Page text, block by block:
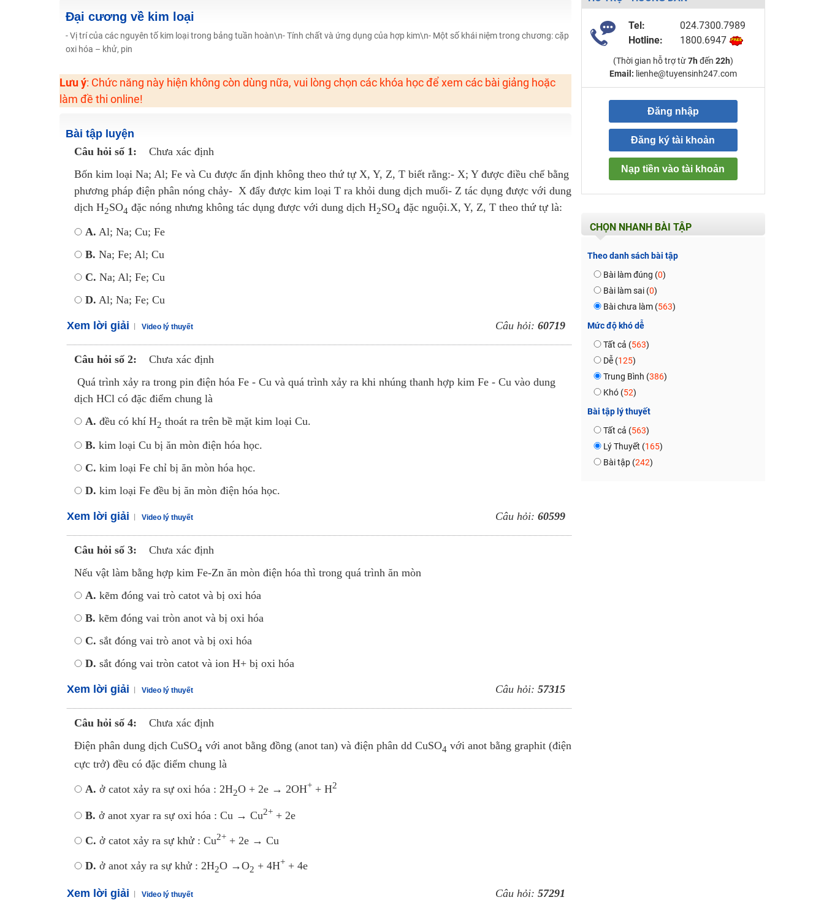
2K6! Lộ Trình Sun 2024 - Ba bước luyện thi TN THPT - ĐH ít nhất 25 điểm
Hot! Lễ hội đồng giá 449K - 499K toàn bộ khoá học tại Tuyensinh247 (Từ 16-18/07/2025)
Khuyến Mãi Khoá Học 1K Chỉ Từ 11-13/09/2024
Khai giảng các khóa lớp 9 Toán - Lý - Hóa - Văn - Anh năm 2018
Khai giảng khóa Ngữ văn 7 - xây nền vững chắc cho tương lai!
Đại cương về kim loại
- Vị trí của các nguyên tố kim loại trong bảng tuần hoàn\n- Tính chất và ứng dụng của hợp kim\n- Một số khái niệm trong chương: cặp
oxi hóa – khử, pin
Lưu ý: Chức năng này hiện không còn dùng nữa, vui lòng chọn các khóa học để xem các bài giảng hoặc
làm đề thi online!
Bài tập luyện
Câu hỏi số 1:
Chưa xác định
Bốn kim loại Na; Al; Fe và Cu được ấn định không theo thứ tự X, Y, Z, T biết rằng:- X; Y được điều chế bằng
phương pháp điện phân nóng chảy- X đẩy được kim loại T ra khỏi dung dịch muối- Z tác dụng được với dung
dịch H2SO4 đặc nóng nhưng không tác dụng được với dung dịch H2SO4 đặc nguội.X, Y, Z, T theo thứ tự là:
A. Al; Na; Cu; Fe
B. Na; Fe; Al; Cu
C. Na; Al; Fe; Cu
D. Al; Na; Fe; Cu
Xem lời giải Video lý thuyết Câu hỏi: 60719
Câu hỏi số 2:
Chưa xác định
Quá trình xảy ra trong pin điện hóa Fe - Cu và quá trình xảy ra khi nhúng thanh hợp kim Fe - Cu vào dung
dịch HCl có đặc điểm chung là
A. đều có khí H2 thoát ra trên bề mặt kim loại Cu.
B. kim loại Cu bị ăn mòn điện hóa học.
C. kim loại Fe chỉ bị ăn mòn hóa học.
D. kim loại Fe đều bị ăn mòn điện hóa học.
Xem lời giải Video lý thuyết Câu hỏi: 60599
Câu hỏi số 3:
Chưa xác định
Nếu vật làm bằng hợp kim Fe-Zn ăn mòn điện hóa thì trong quá trình ăn mòn
A. kẽm đóng vai trò catot và bị oxi hóa
B. kẽm đóng vai tròn anot và bị oxi hóa
C. sắt đóng vai trò anot và bị oxi hóa
D. sắt đóng vai tròn catot và ion H+ bị oxi hóa
Xem lời giải Video lý thuyết Câu hỏi: 57315
Câu hỏi số 4:
Chưa xác định
Điện phân dung dịch CuSO4 với anot bằng đồng (anot tan) và điện phân dd CuSO4 với anot bằng graphit (điện
cực trở) đều có đặc điểm chung là
A. ở catot xảy ra sự oxi hóa : 2H2O + 2e → 2OH++ H2
B. ở anot xyar ra sự oxi hóa : Cu → Cu2++ 2e
C. ở catot xảy ra sự khử : Cu2++ 2e → Cu
D. ở anot xảy ra sự khử : 2H2O →O2 + 4H++ 4e
Xem lời giải Video lý thuyết Câu hỏi: 57291
Tel:
024.7300.7989
Hotline:
1800.6947
(Thời gian hỗ trợ từ7h đến 22h)
Email: lienhe@tuyensinh247.com
Đăng nhập
Đăng ký tài khoản
Nạp tiền vào tài khoản
CHỌN NHANH BÀI TẬP
Theo danh sách bài tập
Bài làm đúng (0)
Bài làm sai (0)
Bài chưa làm (563)
Mức độ khó dễ
Tất cả (563)
Dễ (125)
Trung Bình (386)
Khó (52)
Bài tập lý thuyết
Tất cả (563)
Lý Thuyết (165)
Bài tập (242)